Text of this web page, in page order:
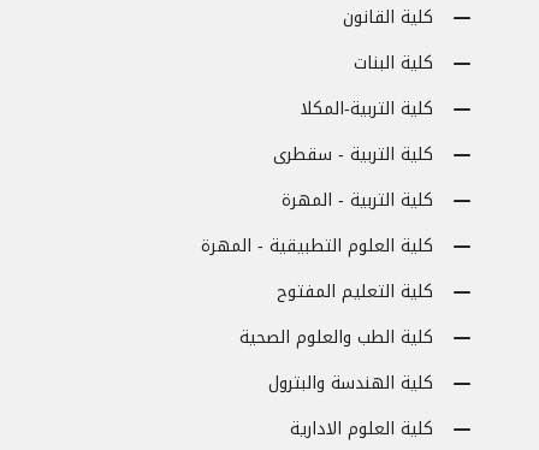
كلية القانون
كلية البنات
كلية التربية-المكلا
كلية التربية - سقطرى
كلية التربية - المهرة
كلية العلوم التطبيقية - المهرة
كلية التعليم المفتوح
كلية الطب والعلوم الصحية
كلية الهندسة والبترول
كلية العلوم الادارية